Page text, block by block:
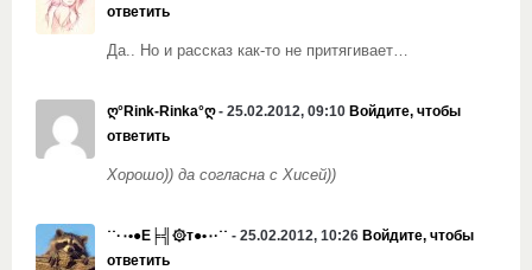
ответить
Да.. Но и рассказ как-то не притягивает…
ღ°Rink-Rinka°ღ- 25.02.2012, 09:10 Войдите, чтобы
ответить
Хорошо)) да согласна с Хисей))
˙˙·٠•●Е╞╣۞т●•٠·˙˙ - 25.02.2012, 10:26 Войдите, чтобы
ответить